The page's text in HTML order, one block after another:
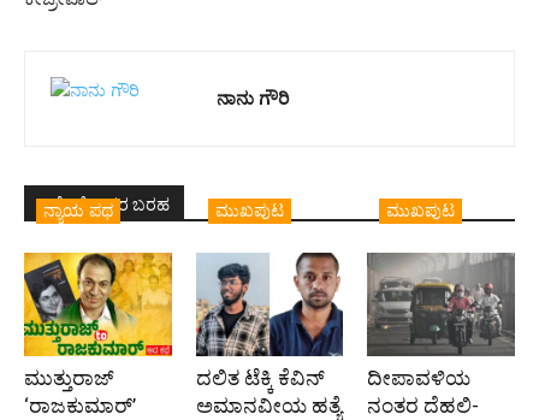
ನಾನು ಗೌರಿ
ಇದೇ ಲೇಖಕರ ಬರಹ
ನ್ಯಾಯ ಪಥ
ಮುತ್ತುರಾಜ್
‘ರಾಜಕುಮಾರ್‍’
ಮುಖಪುಟ
ದಲಿತ ಟೆಕ್ಕಿ ಕೆವಿನ್
ಅಮಾನವೀಯ ಹತ್ಯೆ
ಮುಖಪುಟ
ದೀಪಾವಳಿಯ
ನಂತರ ದೆಹಲಿ-